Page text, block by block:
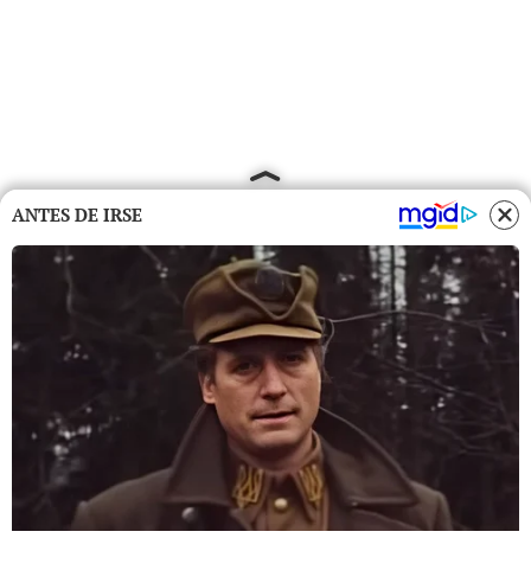
ANTES DE IRSE